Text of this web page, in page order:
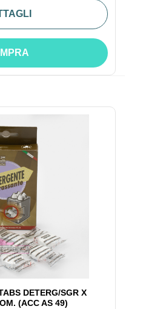
DETERG/SGR X
(ACC AS 49)